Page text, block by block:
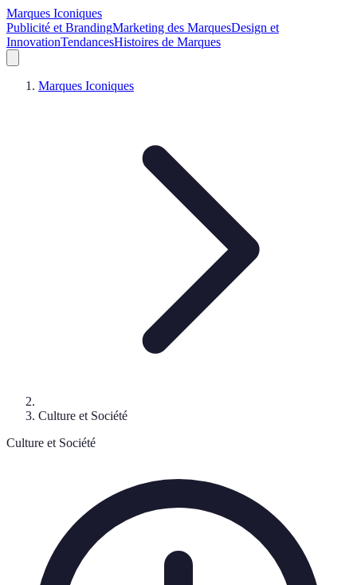
Marques Iconiques
Publicité et BrandingMarketing des MarquesDesign et
InnovationTendancesHistoires de Marques
Marques Iconiques
Culture et Société
Culture et Société